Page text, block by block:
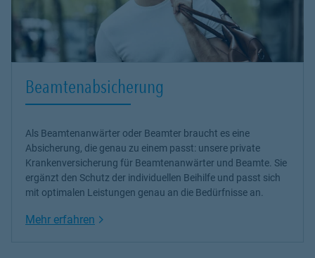
Beamtenabsicherung
Als Beamtenanwärter oder Beamter braucht es eine
Absicherung, die genau zu einem passt: unsere private
Krankenversicherung für Beamtenanwärter und Beamte. Sie
ergänzt den Schutz der individuellen Beihilfe und passt sich
mit optimalen Leistungen genau an die Bedürfnisse an.
Mehr erfahren Link Opens in New Tab